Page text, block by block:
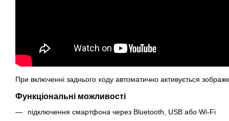
При включенні заднього ходу автоматично активується
Функціональні можливості
підключення смартфона через Bluetooth, USB або Wi-Fi